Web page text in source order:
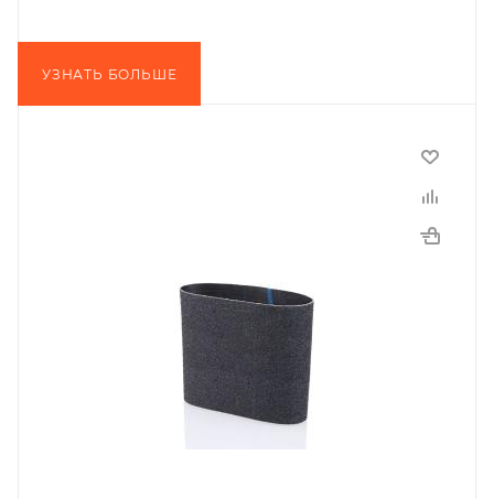
УЗНАТЬ БОЛЬШЕ